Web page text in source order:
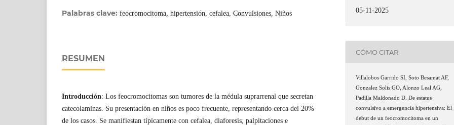
Palabras clave: feocromocitoma, hipertensión, cefalea, Convulsiones, Niños
RESUMEN
Introducción: Los feocromocitomas son tumores de la médula suprarrenal que secretan
catecolaminas. Su presentación en niños es poco frecuente, representando cerca del 20%
de los casos. Se manifiestan típicamente con cefalea, diaforesis, palpitaciones e
05-11-2025
CÓMO CITAR
Villalobos Garrido SI, Soto Besamat AF,
Gonzalez Solis GO, Alonzo Leal AG,
Padilla Maldonado D. De estatus
convulsivo a emergencia hipertensiva: El
debut de un feocromocitoma en un